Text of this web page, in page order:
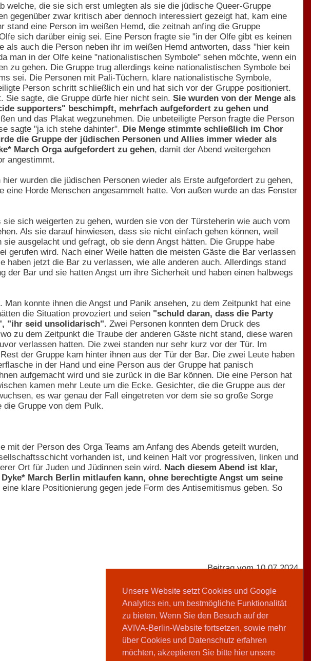
Unsere Website setzt Cookies und Google
Analytics ein, um bestmögliche Funktionalität
zu bieten. Wenn Sie den Besuch auf der
AVIVA-Berlin-Website fortsetzen, sowie mehr
über Cookies und Datenschutz erfahren
möchten, akzeptieren Sie bitte hier unsere
welche, die sie sich erst umlegten als sie die jüdische Queer-Gruppe
gegenüber zwar kritisch aber dennoch interessiert gezeigt hat, kam eine
eine Person im weißen Hemd, die zeitnah anfing die Gruppe
sich darüber einig sei. Eine Person fragte sie "in der Olfe gibt es keinen
auch die Person neben ihr im weißen Hemd antworten, dass "hier kein
man in der Olfe keine "nationalistischen Symbole" sehen möchte, wenn ein
zu gehen. Die Gruppe trug allerdings keine nationalistischen Symbole bei
sei. Die Personen mit Pali-Tüchern, klare nationalistische Symbole,
Person schritt schließlich ein und hat sich vor der Gruppe positioniert.
Sie sagte, die Gruppe dürfe hier nicht sein. Sie wurden von der Menge als
supporters" beschimpft, mehrfach aufgefordert zu gehen und
und das Plakat wegzunehmen. Die unbeteiligte Person fragte die Person
sagte "ja ich stehe dahinter". Die Menge stimmte schließlich im Chor
die Gruppe der jüdischen Personen und Allies immer wieder als
March Orga aufgefordert zu gehen, damit der Abend weitergehen
angestimmt.
wurden die jüdischen Personen wieder als Erste aufgefordert zu gehen,
Horde Menschen angesammelt hatte. Von außen wurde an das Fenster
sich weigerten zu gehen, wurden sie von der Türsteherin wie auch vom
Als sie darauf hinwiesen, dass sie nicht einfach gehen können, weil
sie ausgelacht und gefragt, ob sie denn Angst hätten. Die Gruppe habe
gerufen wird. Nach einer Weile hatten die meisten Gäste die Bar verlassen
haben jetzt die Bar zu verlassen, wie alle anderen auch. Allerdings stand
Bar und sie hatten Angst um ihre Sicherheit und haben einen halbwegs
konnte ihnen die Angst und Panik ansehen, zu dem Zeitpunkt hat eine
die Situation provoziert und seien "schuld daran, dass die Party
"ihr seid unsolidarisch". Zwei Personen konnten dem Druck des
zu dem Zeitpunkt die Traube der anderen Gäste nicht stand, diese waren
verlassen hatten. Die zwei standen nur sehr kurz vor der Tür. Im
der Gruppe kam hinter ihnen aus der Tür der Bar. Die zwei Leute haben
in der Hand und eine Person aus der Gruppe hat panisch
aufgemacht wird und sie zurück in die Bar können. Die eine Person hat
kamen mehr Leute um die Ecke. Gesichter, die die Gruppe aus der
es war genau der Fall eingetreten vor dem sie so große Sorge
Gruppe von dem Pulk.
der Person des Orga Teams am Anfang des Abends geteilt wurden,
vorhanden ist, und keinen Halt vor progressiven, linken und
Ort für Juden und Jüdinnen sein wird. Nach diesem Abend ist klar,
March Berlin mitlaufen kann, ohne berechtigte Angst um seine
klare Positionierung gegen jede Form des Antisemitismus geben. So
Beitrag vom 10.07.2024
AVIVA-Redaktion
Teilen